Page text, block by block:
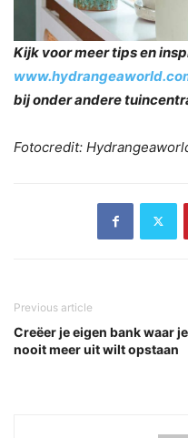
Kijk voor meer tips en
bij onder andere
Fotocredit:
Previous article
Creëer je eigen bank waar je
nooit meer uit wilt opstaan